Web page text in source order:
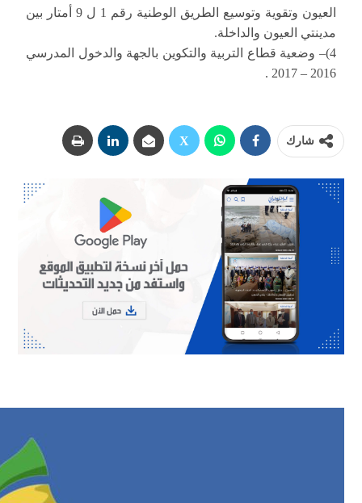
العيون وتقوية وتوسيع الطريق الوطنية رقم 1 ل 9 أمتار بين
مدينتي العيون والداخلة.
4)– وضعية قطاع التربية والتكوين بالجهة والدخول المدرسي
2016 – 2017 .
شارك